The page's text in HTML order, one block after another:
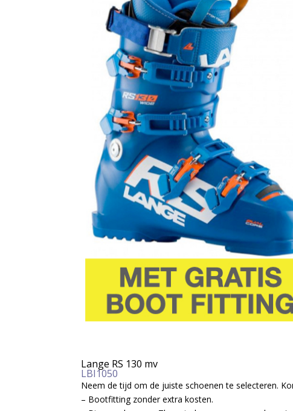
Lange RS 130 mv
LBI1050
Neem de tijd om de juiste schoenen te selecteren.
– Bootfitting zonder extra kosten.